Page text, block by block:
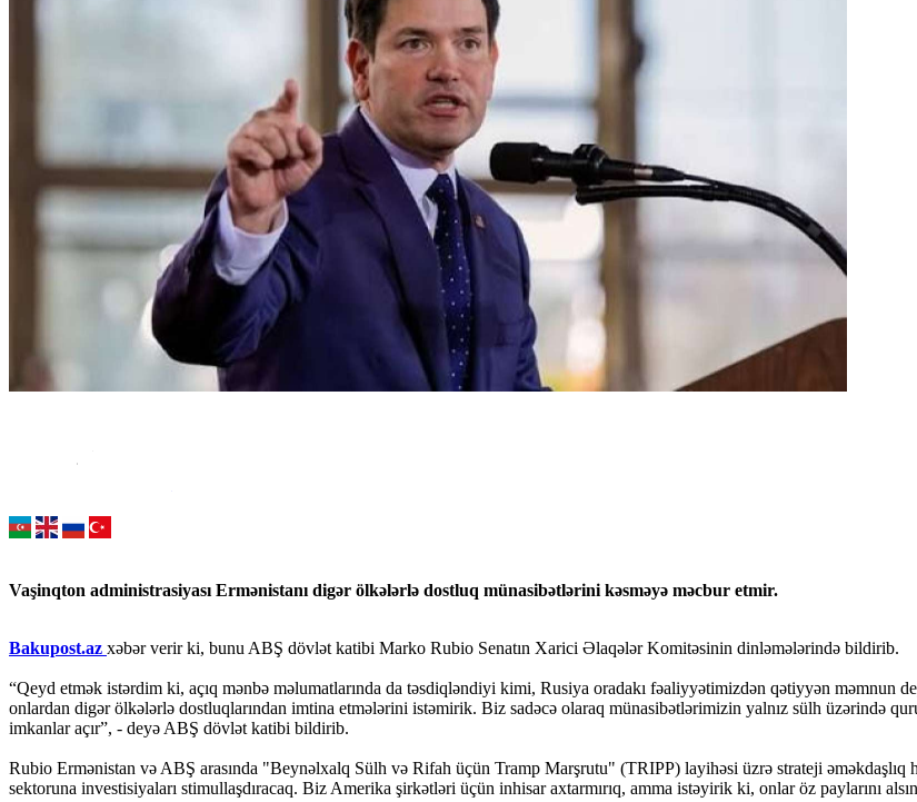
Vaşinqton administrasiyası Ermənistanı digər ölkələrlə dostluq münasibətlərini kəsməyə məcbur etmir.
Bakupost.az xəbər verir ki, bunu ABŞ dövlət katibi Marko Rubio Senatın Xarici Əlaqələr Komitəsinin dinləmələrində bildirib.
“Qeyd etmək istərdim ki, açıq mənbə məlumatlarında da təsdiqləndiyi kimi, Rusiya oradakı fəaliyyətimizdən qətiyyən məmnun
onlardan digər ölkələrlə dostluqlarından imtina etmələrini istəmirik. Biz sadəcə olaraq münasibətlərimizin yalnız sülh üzərində
imkanlar açır”, - deyə ABŞ dövlət katibi bildirib.
Rubio Ermənistan və ABŞ arasında "Beynəlxalq Sülh və Rifah üçün Tramp Marşrutu" (TRIPP) layihəsi üzrə strateji əməkdaşlıq
sektoruna investisiyaları stimullaşdıracaq. Biz Amerika şirkətləri üçün inhisar axtarmırıq, amma istəyirik ki, onlar öz paylarını